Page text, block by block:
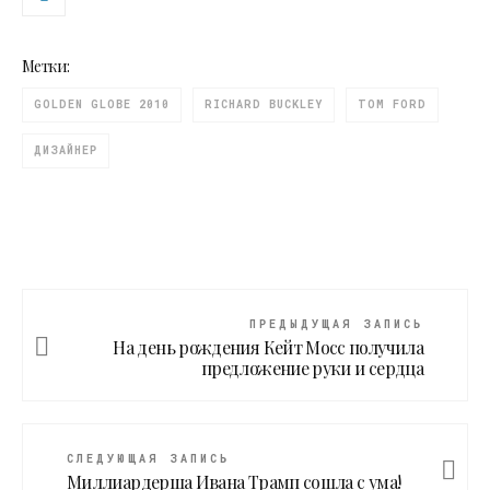
Метки:
GOLDEN GLOBE 2010 RICHARD BUCKLEY TOM FORD
ДИЗАЙНЕР
ПРЕДЫДУЩАЯ ЗАПИСЬ
На день рождения Кейт Мосс получила
предложение руки и сердца
СЛЕДУЮЩАЯ ЗАПИСЬ
Миллиардерша Ивана Трaмп сошла с ума!